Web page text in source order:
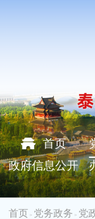
首页
政府信息公开
首页 > 党务政务 > 党